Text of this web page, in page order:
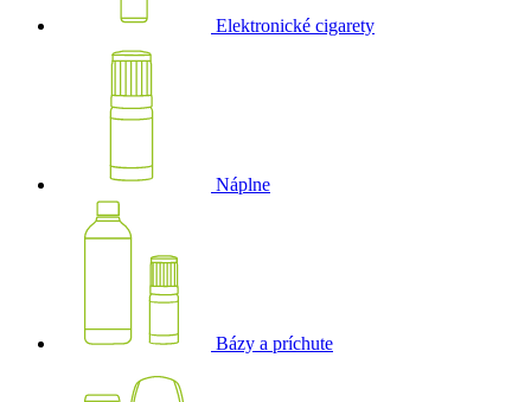
Elektronické cigarety
Náplne
Bázy a príchute